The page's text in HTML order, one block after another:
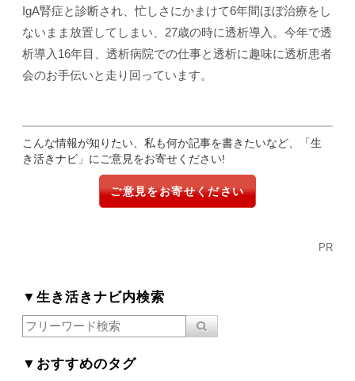
IgA腎症と診断され、忙しさにかまけて6年間ほぼ治療をし
ないまま放置してしまい、27歳の時に透析導入。今年で透
析導入16年目、透析病院での仕事と透析に趣味に透析患者
会のお手伝いと走り回っています。
こんな情報が知りたい、私も何か記事を書きたいなど、「生
き活きナビ」にご意見をお寄せください!
ご意見をお寄せください
PR
▼生き活きナビ内検索
▼おすすめのタグ